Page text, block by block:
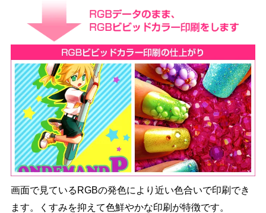
画面で見ているRGBの発色により近い色合いで印刷でき
ます。
くすみを抑えて色鮮やかな印刷が特徴です。